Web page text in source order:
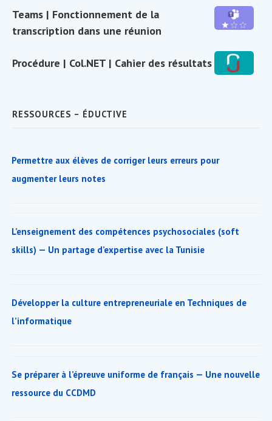
Wooflash
de
Teams | Fonctionnement de la
transcription dans une réunion
Teams
|
de
la
Procédure | Col.NET | Cahier des résultats Procédure
|
RESSOURCES – ÉDUCTIVE
Permettre aux élèves de corriger leurs erreurs pour
augmenter leurs notes
L’enseignement des compétences psychosociales (soft
skills) — Un partage d’expertise avec la Tunisie
Développer la culture entrepreneuriale en Techniques de
l’informatique
Se préparer à l’épreuve uniforme de français — Une nouvelle
ressource du CCDMD